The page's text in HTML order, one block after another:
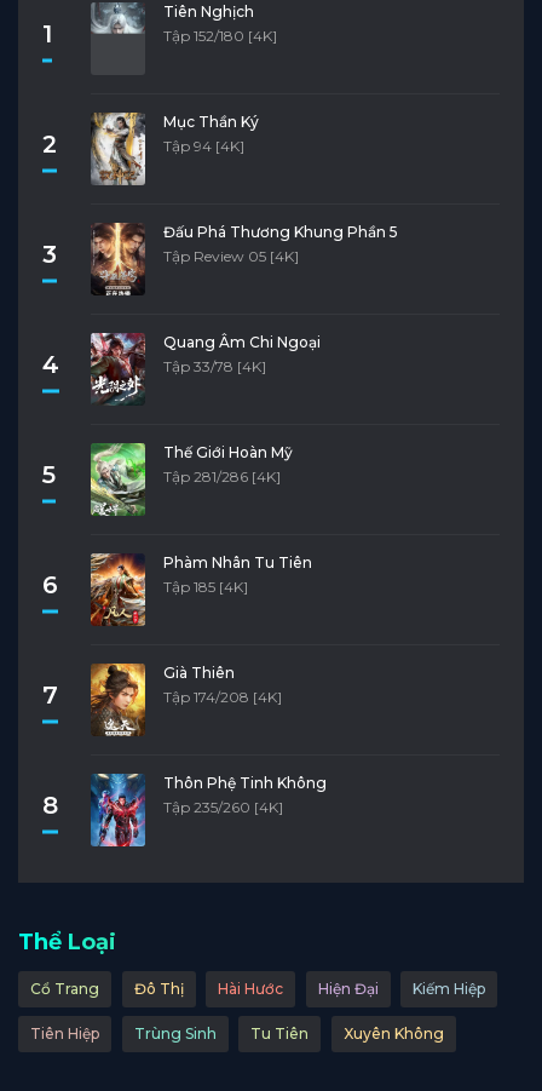
1
Tiên Nghịch
Tập 152/180 [4K]
2
Mục Thần Ký
Tập 94 [4K]
3
Đấu Phá Thương Khung Phần 5
Tập Review 05 [4K]
4
Quang Âm Chi Ngoại
Tập 33/78 [4K]
5
Thế Giới Hoàn Mỹ
Tập 281/286 [4K]
6
Phàm Nhân Tu Tiên
Tập 185 [4K]
7
Già Thiên
Tập 174/208 [4K]
8
Thôn Phệ Tinh Không
Tập 235/260 [4K]
Thể Loại
Cổ Trang Đô Thị Hài Hước Hiện Đại Kiếm Hiệp
Tiên Hiệp Trùng Sinh Tu Tiên Xuyên Không